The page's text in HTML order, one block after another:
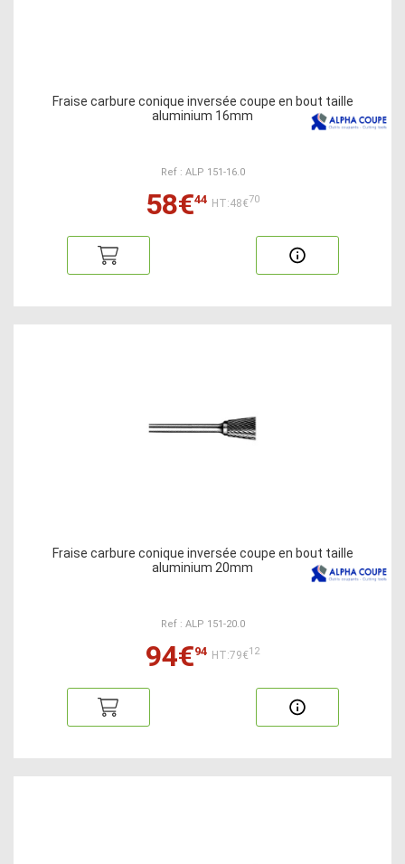
Fraise carbure conique inversée coupe en bout taille
aluminium 16mm
Ref : ALP 151-16.0
58€44 HT:48€70
Fraise carbure conique inversée coupe en bout taille
aluminium 20mm
Ref : ALP 151-20.0
94€94 HT:79€12